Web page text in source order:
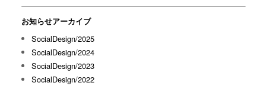
お知らせアーカイブ
SocialDesign/2025
SocialDesign/2024
SocialDesign/2023
SocialDesign/2022